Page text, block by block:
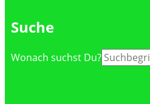
Suche
Suche
Wonach suchst Du?